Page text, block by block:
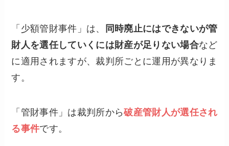
「少額管財事件」は、
同時廃止にはできないが管
財人を選任していくには財産が足りない場合など
に適用されますが、裁判所ごとに運用が異なりま
す。
「管財事件」は裁判所から破産管財人が選任され
る事件です。